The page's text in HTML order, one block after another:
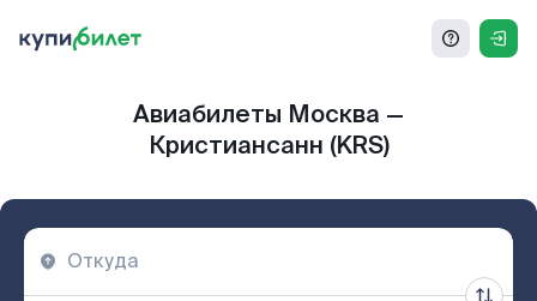
Авиабилеты Москва —
Кристиансанн (KRS)